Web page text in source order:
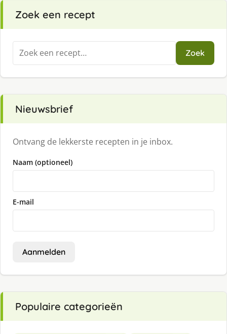
Zoek een recept
Zoeken
naar:
Zoek
Nieuwsbrief
Ontvang de lekkerste recepten in je inbox.
Naam (optioneel)
E-mail
Aanmelden
Populaire categorieën